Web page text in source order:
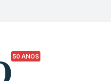
50 ANOS